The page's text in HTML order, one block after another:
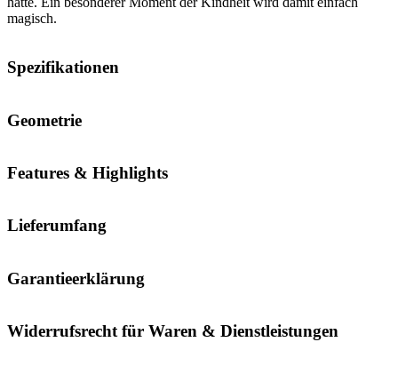
magisch.
Spezifikationen
Geometrie
Features & Highlights
Lieferumfang
Garantieerklärung
Widerrufsrecht für Waren & Dienstleistungen